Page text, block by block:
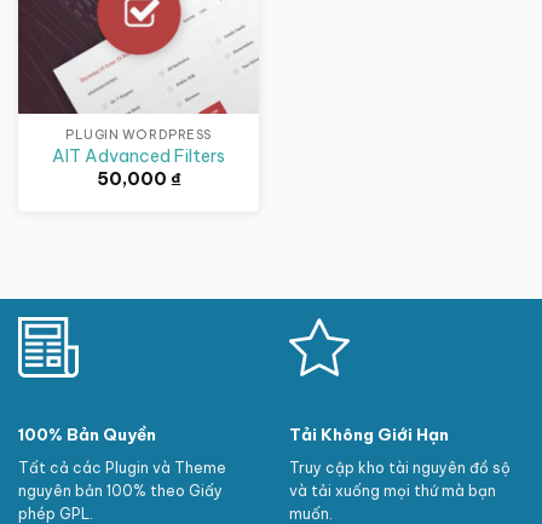
PLUGIN WORDPRESS
AIT Advanced Filters
50,000 ₫
100% Bản Quyền
Tất cả các Plugin và Theme
nguyên bản 100% theo Giấy
phép GPL.
Tải Không Giới Hạn
Truy cập kho tài nguyên đồ sộ
và tải xuống mọi thứ mà bạn
muốn.